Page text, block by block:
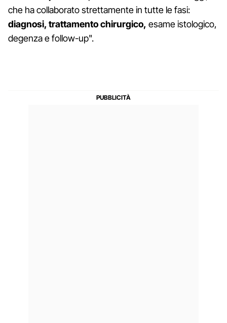
che ha collaborato strettamente in tutte le fasi:
diagnosi, trattamento chirurgico, esame istologico,
degenza e follow-up".